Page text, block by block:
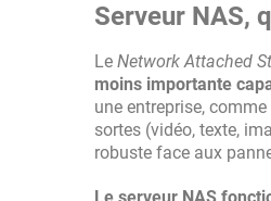
Serveur NAS,
Le Network Attached
moins importante
une entreprise,
sortes (vidéo, texte,
robuste face aux